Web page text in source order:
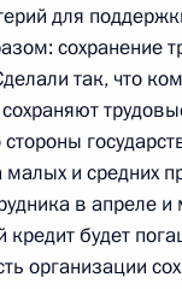
регионе
для
сохранение
так, что
и средних
в апреле
кредит будет
организации